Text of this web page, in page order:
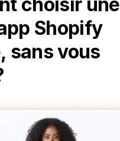
Shopify
sans vous